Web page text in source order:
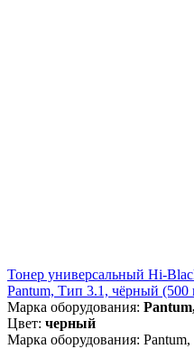
Тонер универсальный Hi-
Pantum, Тип 3.1, чёрный (500
Марка оборудования:
Цвет: черный
Марка оборудования: